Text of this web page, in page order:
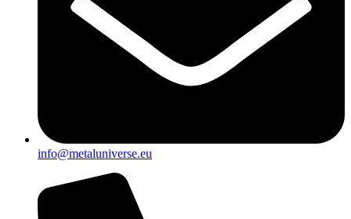
info@metaluniverse.eu